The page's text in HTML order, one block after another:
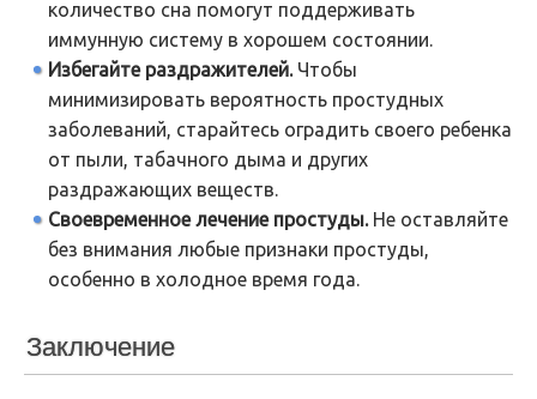
количество сна помогут поддерживать
иммунную систему в хорошем состоянии.
Избегайте раздражителей.Чтобы
минимизировать вероятность простудных
заболеваний, старайтесь оградить своего ребенка
от пыли, табачного дыма и других
раздражающих веществ.
Своевременное лечение простуды.Не оставляйте
без внимания любые признаки простуды,
особенно в холодное время года.
Заключение